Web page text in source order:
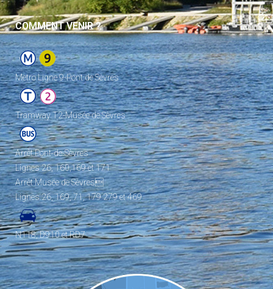
COMMENT VENIR ?
Metro Ligne 9-Pont de Sèvres
Tramway T2-Musée de Sèvres
Arrêt Pont-de-Sèvres
Lignes 26, 160,169 et 171
Arrêt Musée de Sèvres
Lignes 26, 169, 71, 179 279 et 469
N118, D910 et RD7